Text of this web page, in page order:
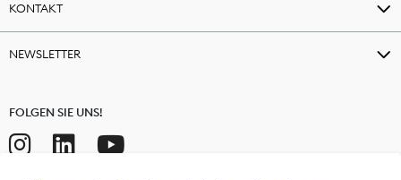
KONTAKT
NEWSLETTER
FOLGEN SIE UNS!